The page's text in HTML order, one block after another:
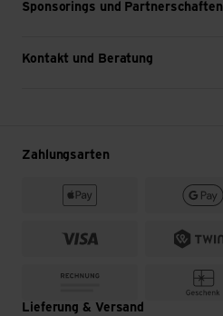
Sponsorings und Partnerschaften
Kontakt und Beratung
Zahlungsarten
Lieferung & Versand